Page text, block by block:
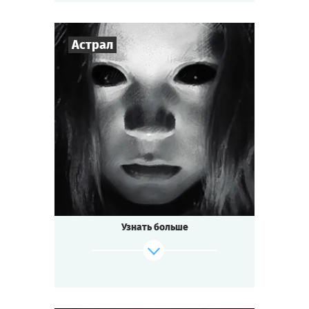
Астрал
Игроков -7
Время игры 1-1,5 ч.
Тематика Мистика
Тип квеста Мини-квестория
Узнать больше